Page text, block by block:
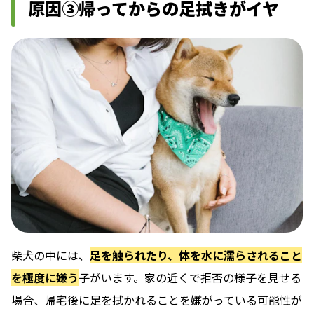
原因③帰ってからの足拭きがイヤ
柴犬の中には、 足を触られたり、体を水に濡らされること
を極度に嫌う子がいます。家の近くで拒否の様子を見せる
場合、帰宅後に足を拭かれることを嫌がっている可能性が